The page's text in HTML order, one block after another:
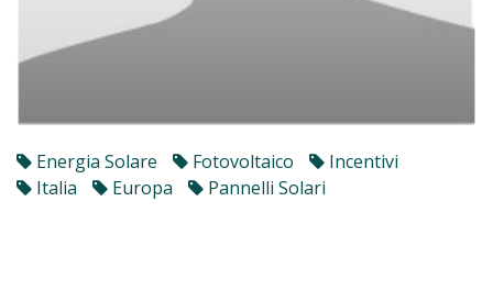
Energia Solare Fotovoltaico
Incentivi
Italia
Europa Pannelli Solari